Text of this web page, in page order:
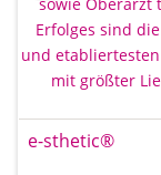
e-sthetic®